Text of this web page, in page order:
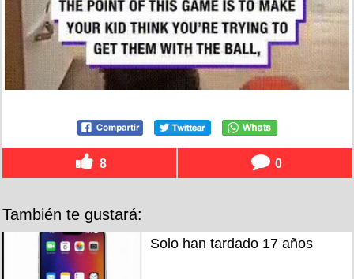
8 0
También te gustará:
Solo han tardado 17 años